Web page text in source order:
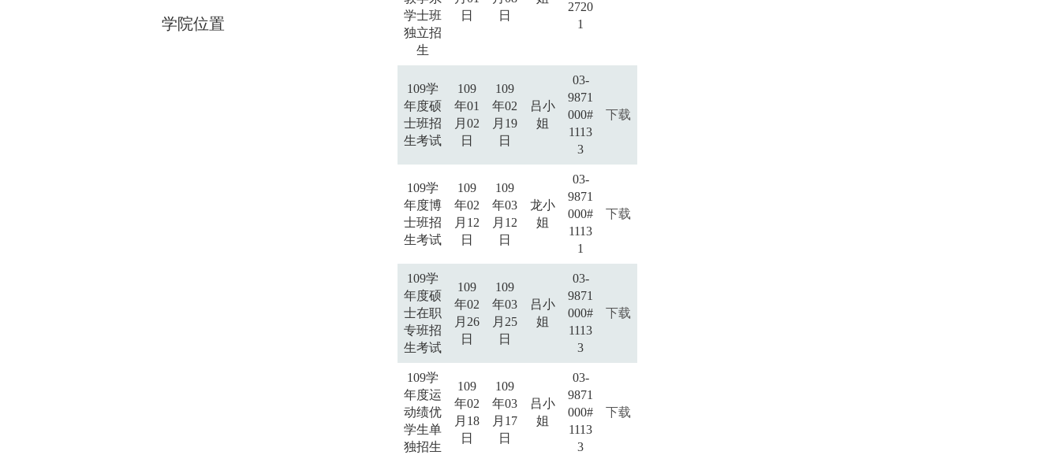
学院位置
学士班
独立招
生
日
日
2720
1
109学
年度硕
士班招
生考试
109
年01
月02
日
109
年02
月19
日
吕小
姐
03-
9871
000#
1113
3
下载
109学
年度博
士班招
生考试
109
年02
月12
日
109
年03
月12
日
龙小
姐
03-
9871
000#
1113
1
下载
109学
年度硕
士在职
专班招
生考试
109
年02
月26
日
109
年03
月25
日
吕小
姐
03-
9871
000#
1113
3
下载
109学
年度运
动绩优
学生单
独招生
109
年02
月18
日
109
年03
月17
日
吕小
姐
03-
9871
000#
1113
3
下载